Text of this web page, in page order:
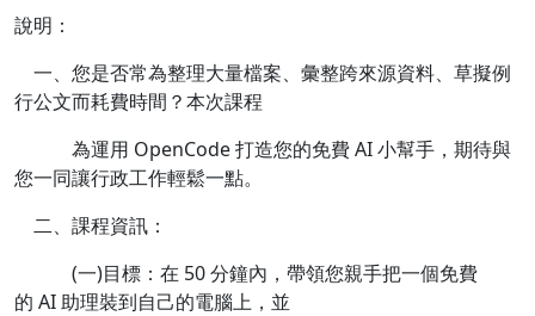
說明：
一、您是否常為整理大量檔案、彙整跨來源資料、草擬例
行公文而耗費時間？本次課程
為運用 OpenCode 打造您的免費 AI 小幫手，期待與
您一同讓行政工作輕鬆一點。
二、課程資訊：
(一)目標：在 50 分鐘內，帶領您親手把一個免費
的 AI 助理裝到自己的電腦上，並